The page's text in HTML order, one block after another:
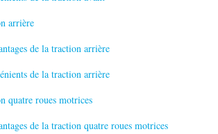
arrière
de la traction arrière
de la traction arrière
quatre roues motrices
de la traction quatre roues motrices